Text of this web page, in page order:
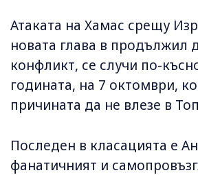
Атаката на Хамас срещу
новата глава в продължил
конфликт, се случи по-
годината, на 7 октомври,
причината да не влезе в
Последен в класацията е
фанатичният и